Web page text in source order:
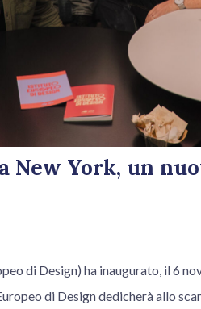
New York, un
di Design) ha inaugurato, il 6
di Design dedicherà allo